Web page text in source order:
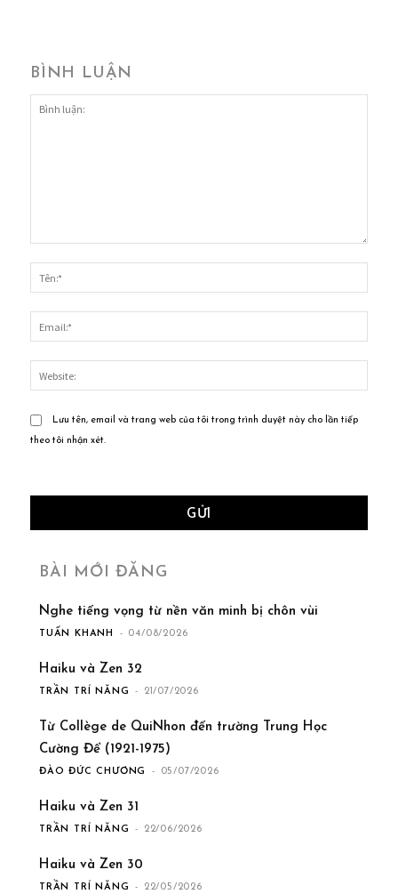
BÌNH LUẬN
luận:
Lưu tên, email và trang web của tôi trong trình duyệt này cho lần tiếp
theo tôi nhận xét.
BÀI MỚI ĐĂNG
Nghe tiếng vọng từ nền văn minh bị chôn vùi
TUẤN KHANH - 04/08/2026
Haiku và Zen 32
TRẦN TRÍ NĂNG - 21/07/2026
Từ Collège de QuiNhon đến trường Trung Học
Cường Để (1921-1975)
ĐÀO ĐỨC CHƯƠNG - 05/07/2026
Haiku và Zen 31
TRẦN TRÍ NĂNG - 22/06/2026
Haiku và Zen 30
TRẦN TRÍ NĂNG - 22/05/2026